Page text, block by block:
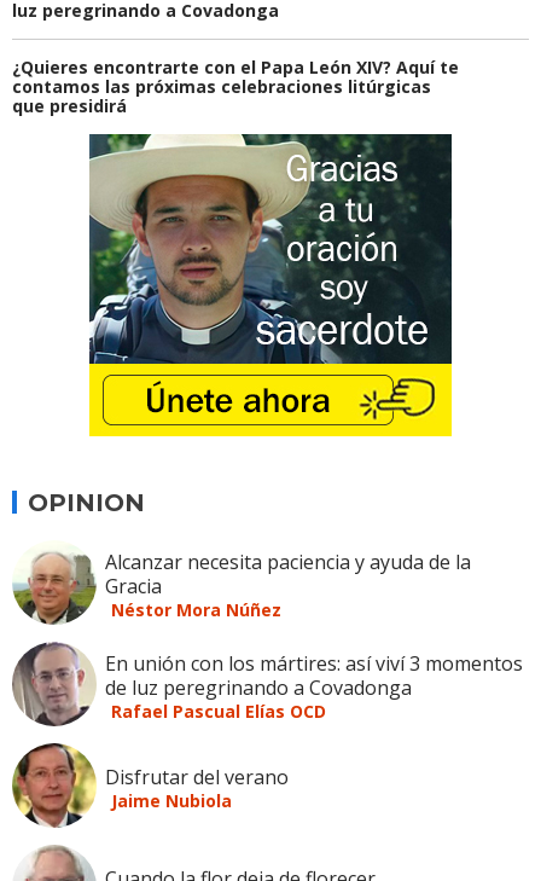
luz peregrinando a Covadonga
¿Quieres encontrarte con el Papa León XIV? Aquí te
contamos las próximas celebraciones litúrgicas
que presidirá
OPINION
Alcanzar necesita paciencia y ayuda de la
Gracia
Néstor Mora Núñez
En unión con los mártires: así viví 3 momentos
de luz peregrinando a Covadonga
Rafael Pascual Elías OCD
Disfrutar del verano
Jaime Nubiola